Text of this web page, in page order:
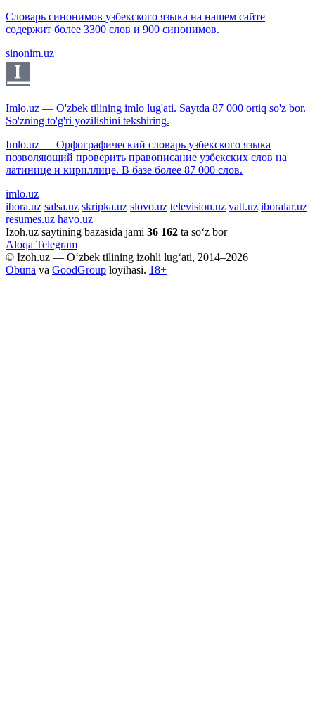
Словарь синонимов узбекского языка на нашем сайте
содержит более 3300 слов и 900 синонимов.
sinonim.uz
Imlo.uz — O'zbek tilining imlo lug'ati. Saytda 87 000 ortiq so'z bor.
So'zning to'g'ri yozilishini tekshiring.
Imlo.uz — Орфографический словарь узбекского языка
позволяющий проверить правописание узбекских слов на
латинице и кириллице. В базе более 87 000 слов.
imlo.uz
ibora.uz salsa.uz skripka.uz slovo.uz television.uz vatt.uz iboralar.uz
resumes.uz havo.uz
Izoh.uz saytining bazasida jami 36 162 ta so‘z bor
Aloqa Telegram
© Izoh.uz — O‘zbek tilining izohli lug‘ati, 2014–2026
Obuna va GoodGroup loyihasi. 18+